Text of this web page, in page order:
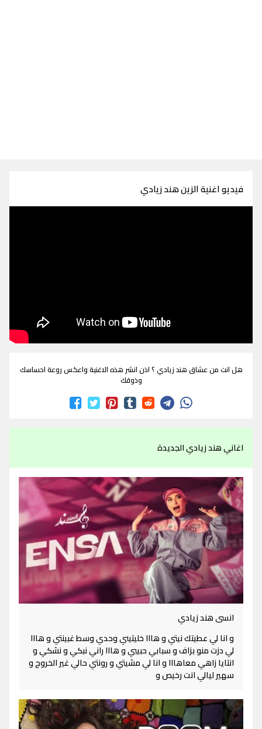
فيديو اغنية الزين هند زيادي
هل انت من عشاق هند زيادي ؟ اذن انشر هذه الاغنية واعكس روعة احساسك
وذوقك
اغاني هند زيادي الجديدة
انسى هند زيادي
و انا لي عطيتك نيتي و هااا خليتيني وحدي وسط غبينتي و هااا
لي دزت منو بزاف و سبابي حبيبي و هااا راني نبكي و نشكي و
انتايا زاهي معاهااا و انا لي مشيتي و رونتي حالي غير الخروج و
سهير ليالي انت رخيص و